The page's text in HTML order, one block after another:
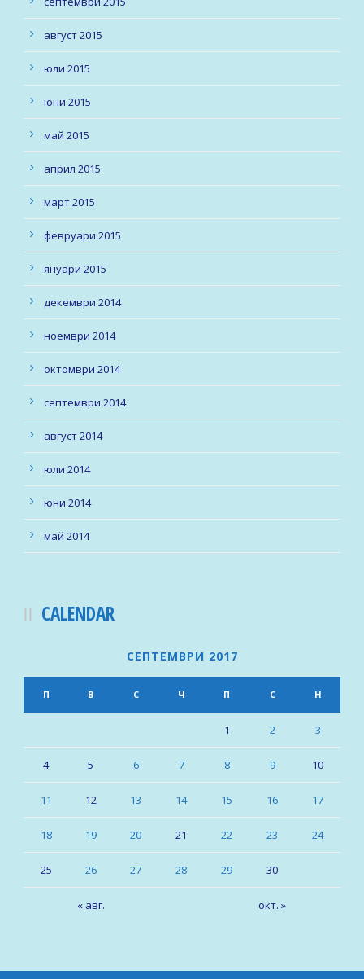
август 2015
юли 2015
юни 2015
май 2015
април 2015
март 2015
февруари 2015
януари 2015
декември 2014
ноември 2014
октомври 2014
септември 2014
август 2014
юли 2014
юни 2014
май 2014
CALENDAR
СЕПТЕМВРИ 2017
П В С Ч П С Н
« авг. окт. »
1 2 3
4 5 6 7 8 9 10
11 12 13 14 15 16 17
18 19 20 21 22 23 24
25 26 27 28 29 30